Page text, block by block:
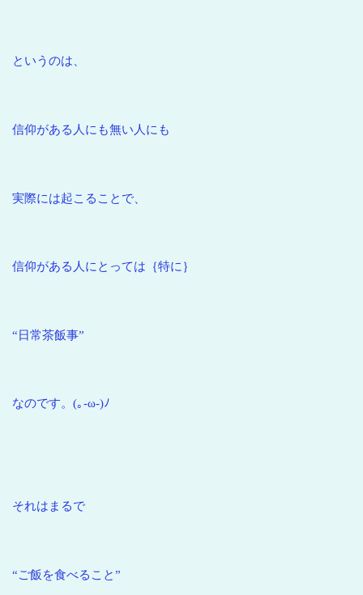
というのは、
信仰がある人にも無い人にも
実際には起こることで、
信仰がある人にとっては｛特に｝
“日常茶飯事”
なのです。(｡-ω-)ﾉ
それはまるで
“ご飯を食べること”